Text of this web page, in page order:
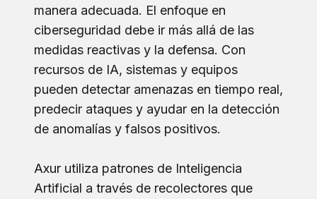
manera adecuada. El enfoque en
ciberseguridad debe ir más allá de las
medidas reactivas y la defensa. Con
recursos de IA, sistemas y equipos
pueden detectar amenazas en tiempo real,
predecir ataques y ayudar en la detección
de anomalías y falsos positivos.
Axur utiliza patrones de Inteligencia
Artificial a través de recolectores que